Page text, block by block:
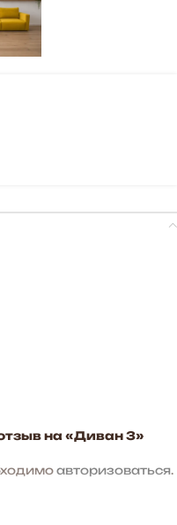
на «Диван 3»
авторизоваться.